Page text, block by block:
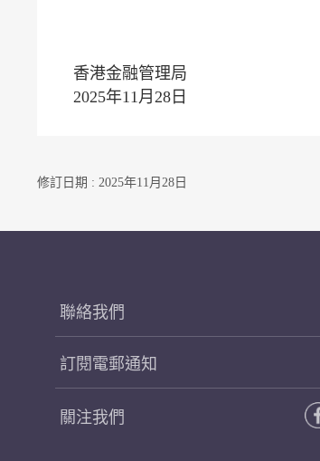
香港金融管理局
2025年11月28日
修訂日期 : 2025年11月28日
聯絡我們
訂閱電郵通知
關注我們